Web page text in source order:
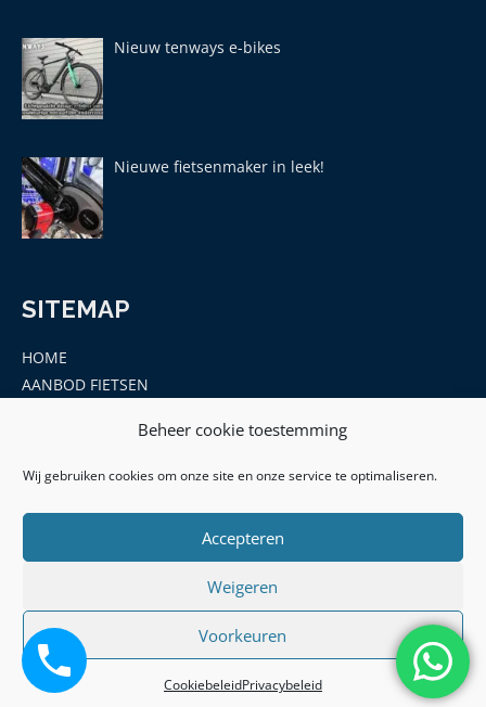
Beheer cookie toestemming
Wij gebruiken cookies om onze site en onze service te optimaliseren.
Accepteren
Weigeren
Voorkeuren
CookiebeleidPrivacybeleid
Nieuw tenways e-bikes
Nieuwe fietsenmaker in leek!
SITEMAP
HOME
AANBOD FIETSEN
ONDERDELEN EN ACCESSOIRES
CONTACT
© 2026 | Hof Leek - KVK: 77091612 -BTW ID:
NL003145275B11|
Privacy Policy|